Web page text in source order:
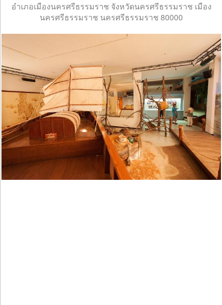
อำเภอเมืองนครศรีธรรมราช จังหวัดนครศรีธรรมราช เมือง
นครศรีธรรมราช นครศรีธรรมราช 80000